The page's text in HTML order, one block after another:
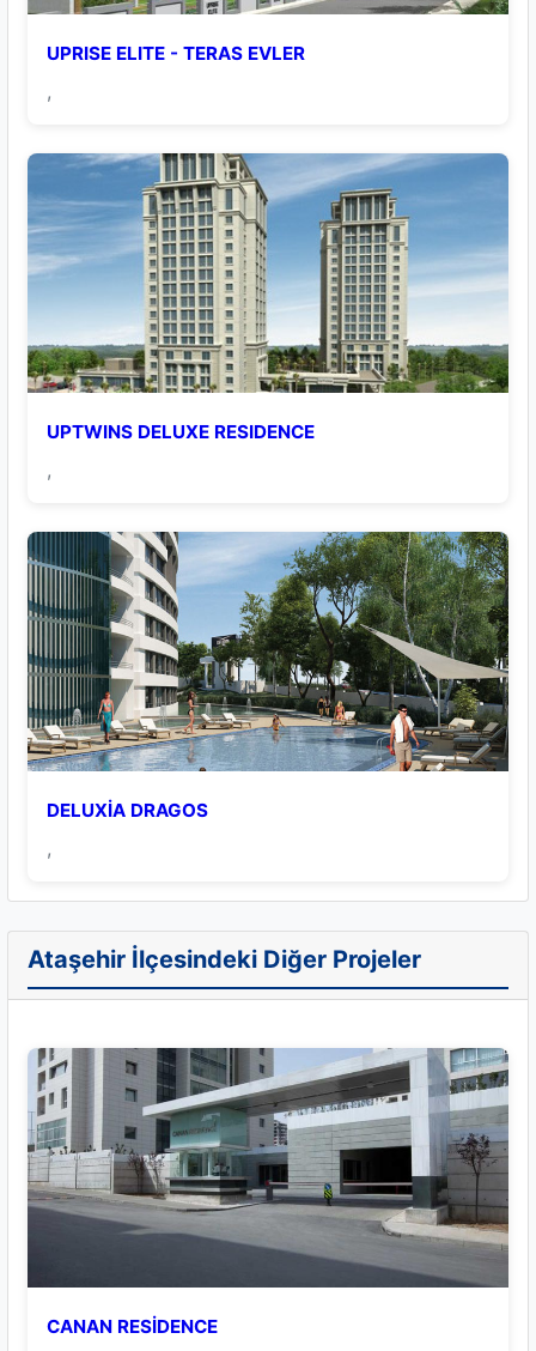
UPRISE ELITE - TERAS EVLER
,
UPTWINS DELUXE RESIDENCE
,
DELUXİA DRAGOS
,
Ataşehir İlçesindeki Diğer Projeler
CANAN RESİDENCE